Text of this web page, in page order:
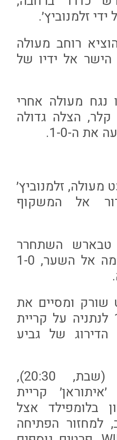
זלמנוביץ׳.
הוציא רוחב מעולה
אל ידיו של
נגח מעולה אחרי
הצלה גדולה
את ה-1-0.
בעט מעולה, זלמנוביץ׳
אל המשקוף
80: 1-0, טבארש השתחרר
יפה, ובעט בעוצמה אל השער, 1-0
שורק ומסיים את
ההתמודדות, 1-0 לנתניה על קריית
של גביע
במשחק הבא (שבת, 20:30),
קריית
בלומפילד אצל
למחזור הפתיחה